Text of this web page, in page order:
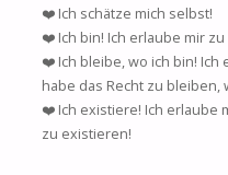
❤️ Ich schätze mich selbst!
❤️ Ich bin! Ich erlaube mir
❤️ Ich bleibe, wo ich bin! Ich
habe das Recht zu bleiben,
❤️ Ich existiere! Ich erlaube
zu existieren!